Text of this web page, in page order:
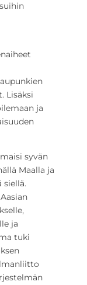
Lisäksi
ja
syvän
Maalla ja
ja
tuki